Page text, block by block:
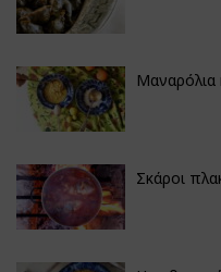
Σκάροι